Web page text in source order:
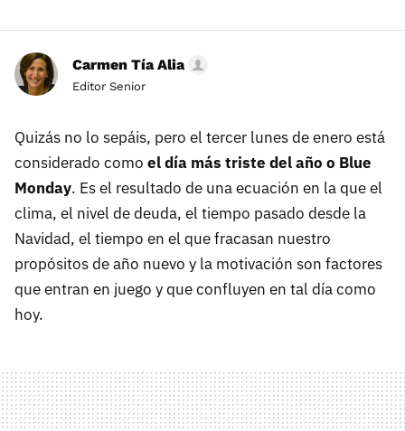
Carmen Tía Alia
Editor Senior
Quizás no lo sepáis, pero el tercer lunes de enero está
considerado como el día más triste del año o Blue
Monday. Es el resultado de una ecuación en la que el
clima, el nivel de deuda, el tiempo pasado desde la
Navidad, el tiempo en el que fracasan nuestro
propósitos de año nuevo y la motivación son factores
que entran en juego y que confluyen en tal día como
hoy.